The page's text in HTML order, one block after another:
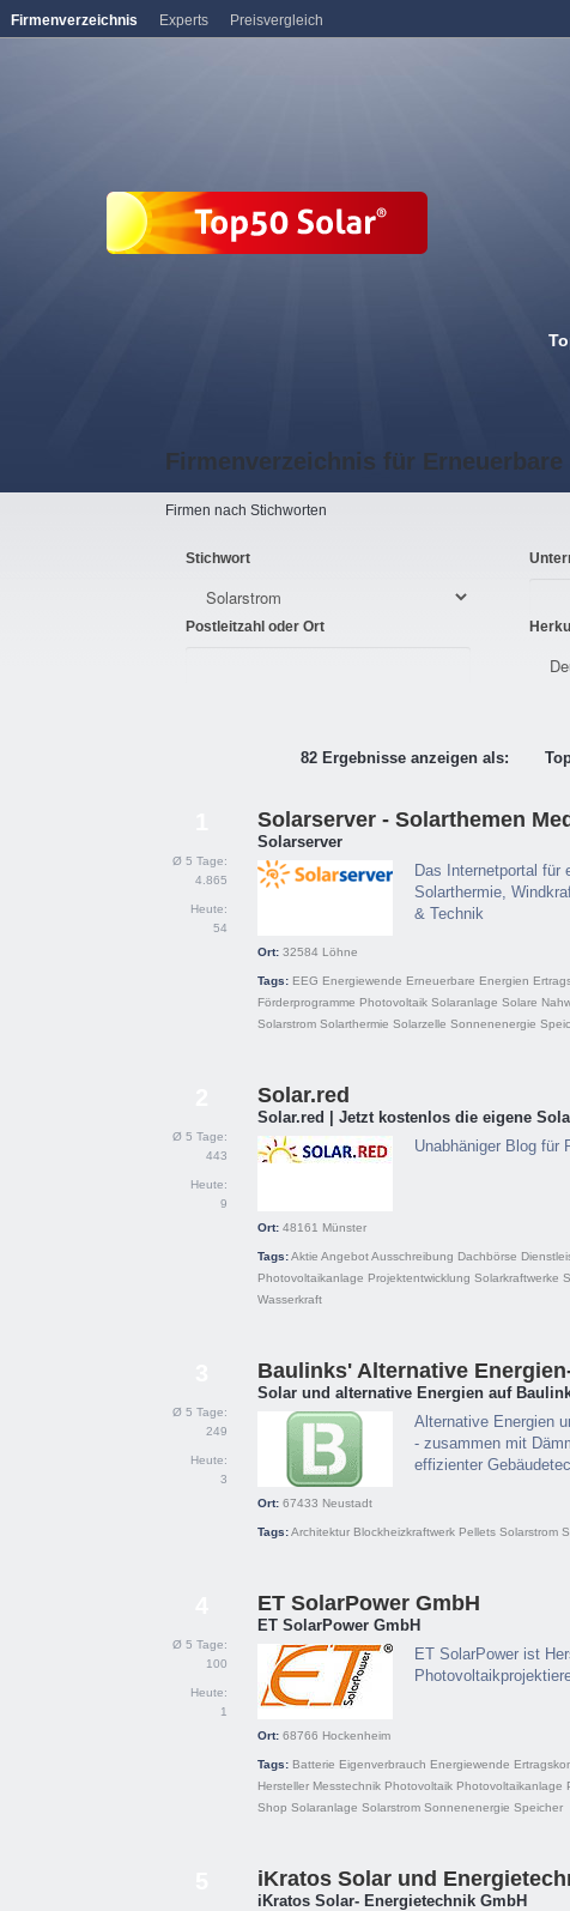
Firmenverzeichnis für Erneuerbare
Firmen nach Stichworten
Stichwort
Postleitzahl oder Ort
82 Ergebnisse anzeigen als:
Ø 5 Tage:
4.865
Heute:
54
Solarserver - Solarthemen
Solarserver
Das Internetportal für
Solarthermie,
& Technik
Ort: 32584 Löhne
Tags: EEG Energiewende Erneuerbare Energien
Förderprogramme Photovoltaik Solaranlage Solare
Solarstrom Solarthermie Solarzelle Sonnenenergie
Ø 5 Tage:
443
Heute:
9
Solar.red
Solar.red | Jetzt kostenlos die eigene
Unabhäniger Blog für
Ort: 48161 Münster
Tags:Aktie AngebotAusschreibung Dachbörse
Photovoltaikanlage Projektentwicklung Solarkraftwerke
Wasserkraft
Ø 5 Tage:
249
Heute:
3
Baulinks' Alternative
Solar und alternative Energien auf
Alternative Energien
- zusammen mit
effizienter
Ort: 67433 Neustadt
Tags:Architektur Blockheizkraftwerk Pellets Solarstrom
Ø 5 Tage:
100
Heute:
1
ET SolarPower GmbH
ET SolarPower GmbH
ET SolarPower ist
Ort: 68766 Hockenheim
Tags: Batterie Eigenverbrauch Energiewende
Hersteller Messtechnik Photovoltaik Photovoltaikanlage
Shop Solaranlage Solarstrom Sonnenenergie Speicher
iKratos Solar und
iKratos Solar- Energietechnik GmbH
Firmenverzeichnis Experts Preisvergleich